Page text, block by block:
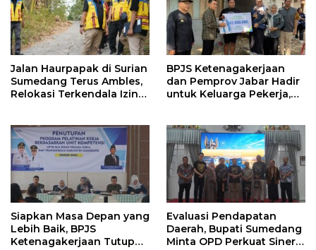
Jalan Haurpapak di Surian
Sumedang Terus Ambles,
Relokasi Terkendala Izin
BPJS Ketenagakerjaan
dan Pemprov Jabar Hadir
untuk Keluarga Pekerja,
Siapkan Masa Depan yang
Lebih Baik, BPJS
Ketenagakerjaan Tutup
Evaluasi Pendapatan
Daerah, Bupati Sumedang
Minta OPD Perkuat Sinergi